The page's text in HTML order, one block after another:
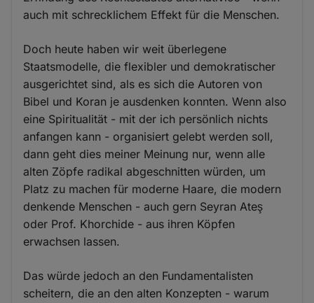
auch mit schrecklichem Effekt für die Menschen.
Doch heute haben wir weit überlegene
Staatsmodelle, die flexibler und demokratischer
ausgerichtet sind, als es sich die Autoren von
Bibel und Koran je ausdenken konnten. Wenn also
eine Spiritualität - mit der ich persönlich nichts
anfangen kann - organisiert gelebt werden soll,
dann geht dies meiner Meinung nur, wenn alle
alten Zöpfe radikal abgeschnitten würden, um
Platz zu machen für moderne Haare, die modern
denkende Menschen - auch gern Seyran Ateş
oder Prof. Khorchide - aus ihren Köpfen
erwachsen lassen.
Das würde jedoch an den Fundamentalisten
scheitern, die an den alten Konzepten - warum